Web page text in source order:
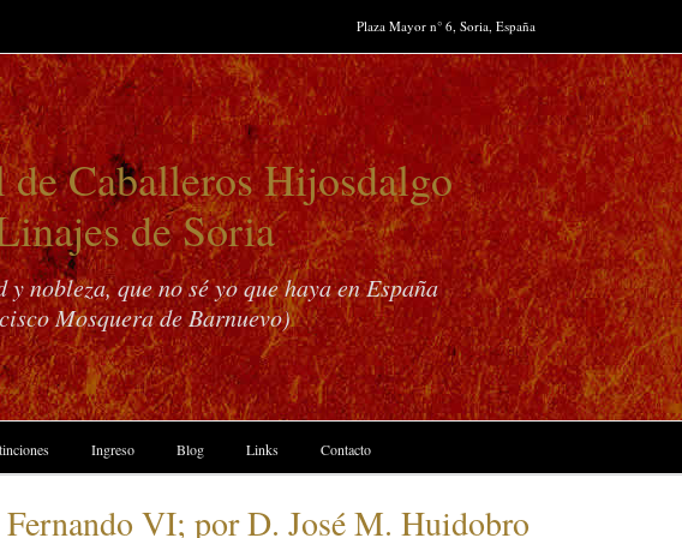
Plaza Mayor n° 6, Soria, España
de Caballeros Hijosdalgo
de Soria
nobleza, que no sé yo que haya en España
Mosquera de Barnuevo)
Ingreso Blog Links Contacto
VI; por D. José M. Huidobro